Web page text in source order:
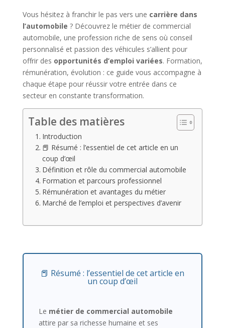
Vous hésitez à franchir le pas vers une carrière dans
l’automobile ? Découvrez le métier de commercial
automobile, une profession riche de sens où conseil
personnalisé et passion des véhicules s’allient pour
offrir des opportunités d’emploi variées. Formation,
rémunération, évolution : ce guide vous accompagne à
chaque étape pour réussir votre entrée dans ce
secteur en constante transformation.
Table des matières
Introduction
📕 Résumé : l’essentiel de cet article en un
coup d’œil
Définition et rôle du commercial automobile
Formation et parcours professionnel
Rémunération et avantages du métier
Marché de l’emploi et perspectives d’avenir
📕 Résumé : l’essentiel de cet article en
un coup d’œil
Le métier de commercial automobile
attire par sa richesse humaine et ses